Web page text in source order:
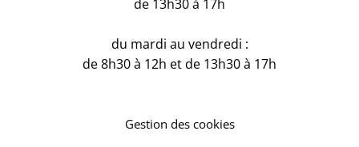
de 13h30 à 17h
du mardi au vendredi :
de 8h30 à 12h et de 13h30 à 17h
Gestion des cookies